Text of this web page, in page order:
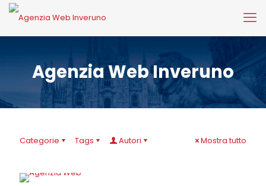
Agenzia Web Inveruno
Categorie Tags Autori Mostra tutto